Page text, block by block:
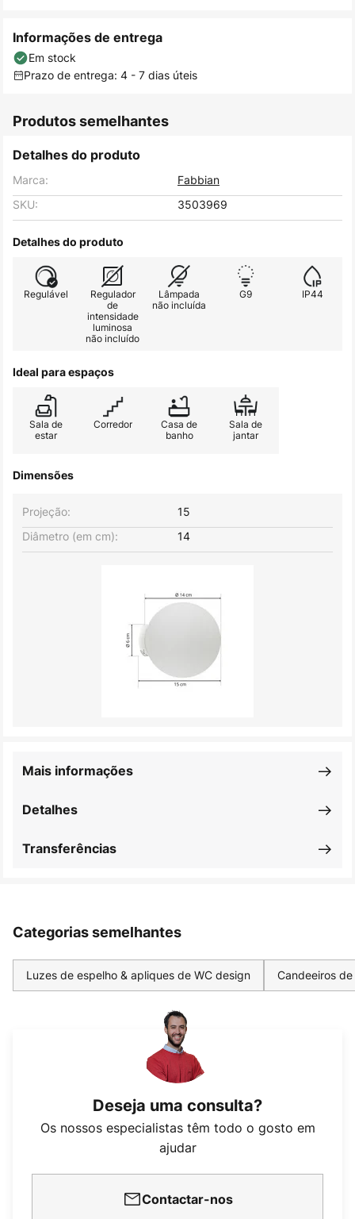
Informações de entrega
Em stock
Prazo de entrega: 4 - 7 dias úteis
Produtos semelhantes
Detalhes do produto
Marca:
Fabbian
SKU:
3503969
Detalhes do produto
Regulável
Regulador
de
intensidade
luminosa
não incluído
Lâmpada
não incluída
G9 IP44
Ideal para espaços
Sala de
estar
Corredor
Casa de
banho
Sala de
jantar
Dimensões
Projeção:
15
Diâmetro (em cm):
14
Detalhes
Mais informações
Transferências
Categorias semelhantes
Luzes de espelho & apliques de WC design Candeeiros
Deseja uma consulta?
Os nossos especialistas têm todo o gosto em
ajudar
Contactar-nos